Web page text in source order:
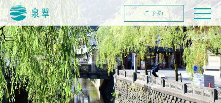
ご予約